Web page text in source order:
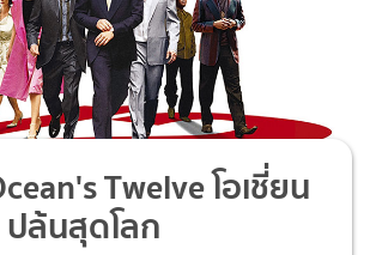
Twelve โอเชี่ยน
ล้นสุดโลก